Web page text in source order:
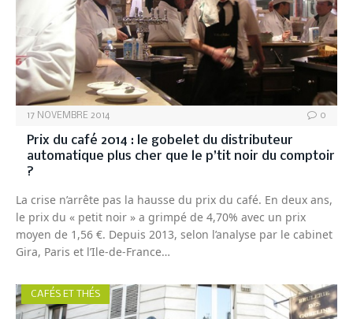
17 NOVEMBRE 2014 0
Prix du café 2014 : le gobelet du distributeur
automatique plus cher que le p’tit noir du comptoir
?
La crise n’arrête pas la hausse du prix du café. En deux ans,
le prix du « petit noir » a grimpé de 4,70% avec un prix
moyen de 1,56 €. Depuis 2013, selon l’analyse par le cabinet
Gira, Paris et l’Ile-de-France…
CAFÉS ET THÉS